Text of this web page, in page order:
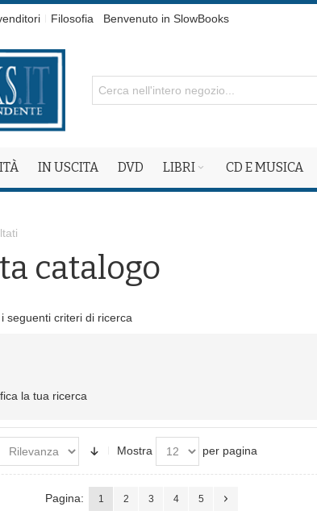
Filosofia Benvenuto in SlowBooks
IN USCITA DVD LIBRI CD E MUSICA
catalogo
seguenti criteri di ricerca
la tua ricerca
Mostra per pagina
Pagina: 1 2 3 4 5